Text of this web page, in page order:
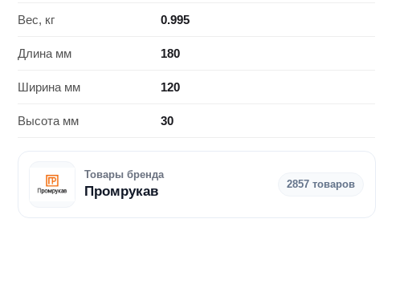
Вес, кг 0.995
Длина мм 180
Ширина мм 120
Высота мм 30
Товары бренда
Промрукав 2857 товаров